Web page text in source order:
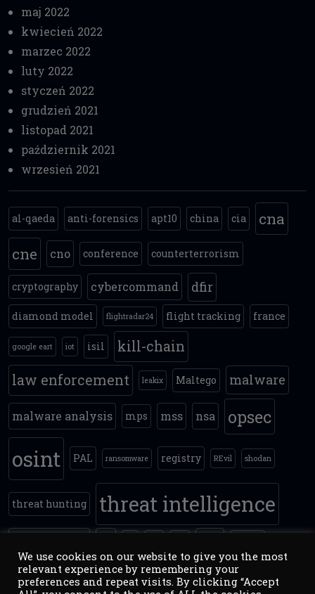
maj 2022
kwiecień 2022
marzec 2022
luty 2022
styczeń 2022
grudzień 2021
listopad 2021
październik 2021
wrzesień 2021
al-qaeda anti-forensics apt10 china cia
cna
cne
cno conference counterterrorism
cryptography cybercommand dfir
diamond model flightradar24 flight tracking france
google eart iot isil
kill-chain
law enforcement
leakix Maltego malware
malware analysis mps mss nsa opsec
osint PAL ransomware registry REvil shodan
threat hunting threat intelligence
We use cookies on our website to give you the most
relevant experience by remembering your
preferences and repeat visits. By clicking “Accept